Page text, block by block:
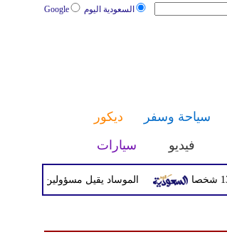
السعودية اليوم Google
سياحة وسفر
ديكور
فيديو سيارات
الموساد يقيل مسؤولين بارزين بعد تعثر